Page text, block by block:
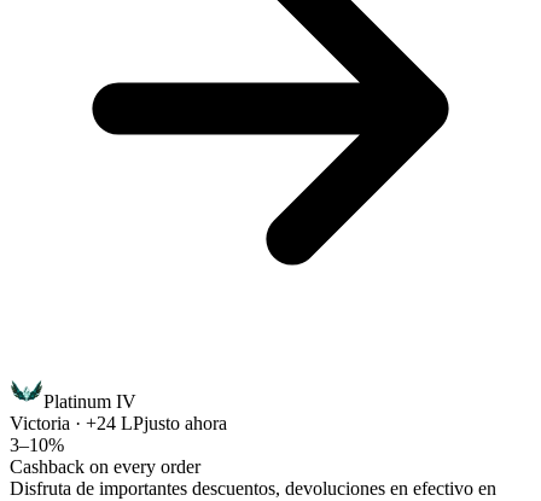
Platinum IV
Victoria · +24 LPjusto ahora
3–10%
Cashback on every order
Disfruta de importantes descuentos, devoluciones en efectivo en